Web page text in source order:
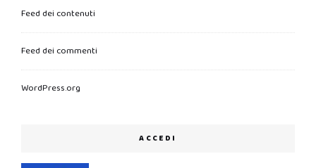
Feed dei contenuti
Feed dei commenti
WordPress.org
ACCEDI